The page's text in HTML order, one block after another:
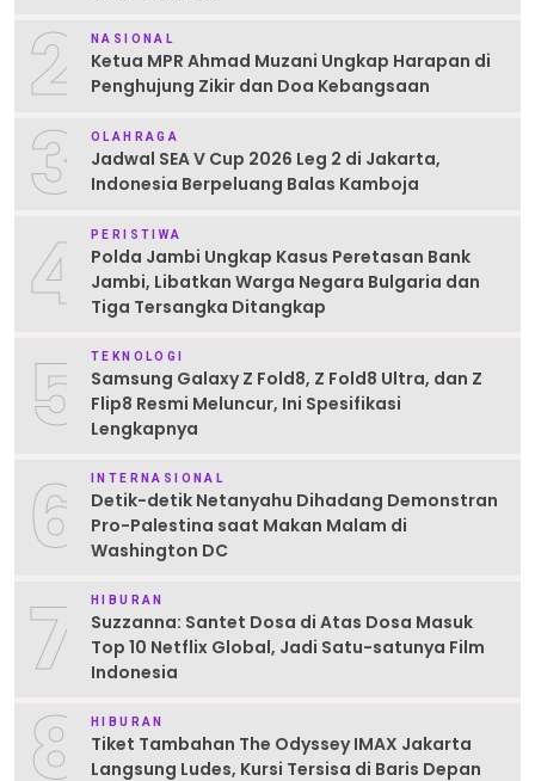
2 NASIONAL
Ketua MPR Ahmad Muzani Ungkap Harapan di
Penghujung Zikir dan Doa Kebangsaan
3 OLAHRAGA
Jadwal SEA V Cup 2026 Leg 2 di Jakarta,
Indonesia Berpeluang Balas Kamboja
4 PERISTIWA
Polda Jambi Ungkap Kasus Peretasan Bank
Jambi, Libatkan Warga Negara Bulgaria dan
Tiga Tersangka Ditangkap
5 TEKNOLOGI
Samsung Galaxy Z Fold8, Z Fold8 Ultra, dan Z
Flip8 Resmi Meluncur, Ini Spesifikasi
Lengkapnya
6 INTERNASIONAL
Detik-detik Netanyahu Dihadang Demonstran
Pro-Palestina saat Makan Malam di
Washington DC
7 HIBURAN
Suzzanna: Santet Dosa di Atas Dosa Masuk
Top 10 Netflix Global, Jadi Satu-satunya Film
Indonesia
8 HIBURAN
Tiket Tambahan The Odyssey IMAX Jakarta
Langsung Ludes, Kursi Tersisa di Baris Depan